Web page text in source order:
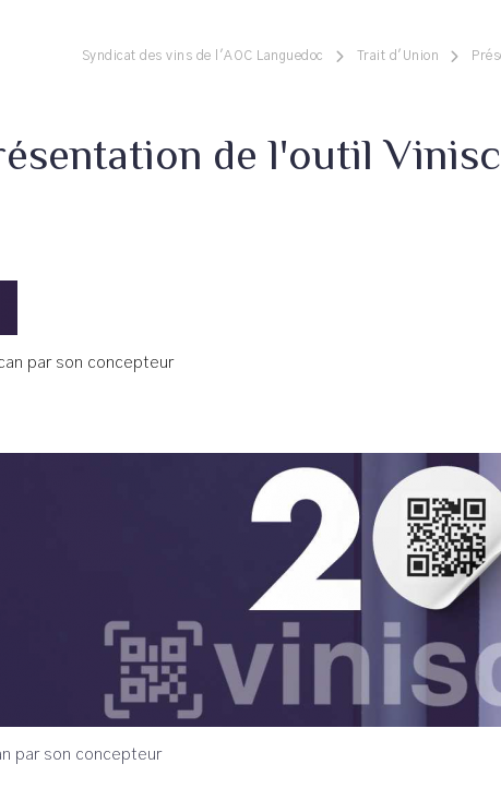
Syndicat des vins de l'AOC Languedoc Trait d'Union
de l'outil
par son concepteur
par son concepteur